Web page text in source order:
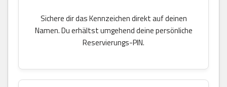
Sichere dir das Kennzeichen direkt auf deinen
Namen. Du erhältst umgehend deine persönliche
Reservierungs-PIN.